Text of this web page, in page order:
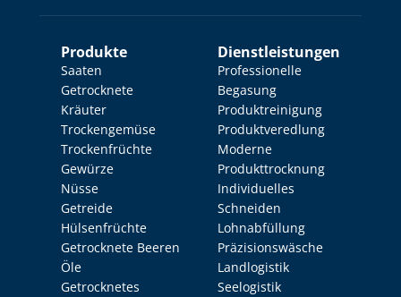
Produkte
Saaten
Getrocknete
Kräuter
Trockengemüse
Trockenfrüchte
Gewürze
Nüsse
Getreide
Hülsenfrüchte
Getrocknete Beeren
Öle
Getrocknetes
Dienstleistungen
Professionelle
Begasung
Produktreinigung
Produktveredlung
Moderne
Produkttrocknung
Individuelles
Schneiden
Lohnabfüllung
Präzisionswäsche
Landlogistik
Seelogistik